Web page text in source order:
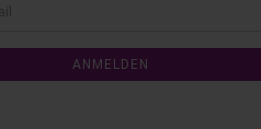
ANMELDEN